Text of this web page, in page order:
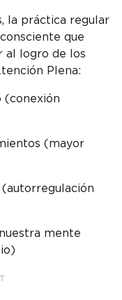
la práctica regular
que
al logro de los
Plena:
(conexión
(mayor
mente